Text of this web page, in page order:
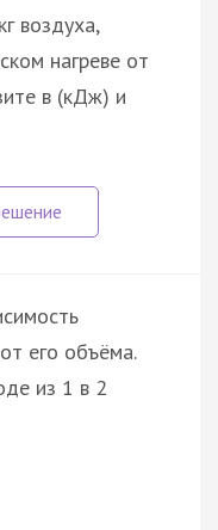
воздуха,
нагреве от
в (кДж) и
его объёма.
из 1 в 2